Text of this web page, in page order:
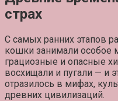
страх
С самых ранних этапов
кошки занимали особое
грациозные и опасные
восхищали и пугали — и
отразилось в мифах,
древних цивилизаций.